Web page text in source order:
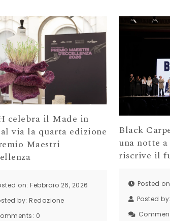
celebra il Made in
via la quarta edizione
Maestri
on: Febbraio 26, 2026
by: Redazione
0
Black
una notte
riscrive il
Posted
Posted